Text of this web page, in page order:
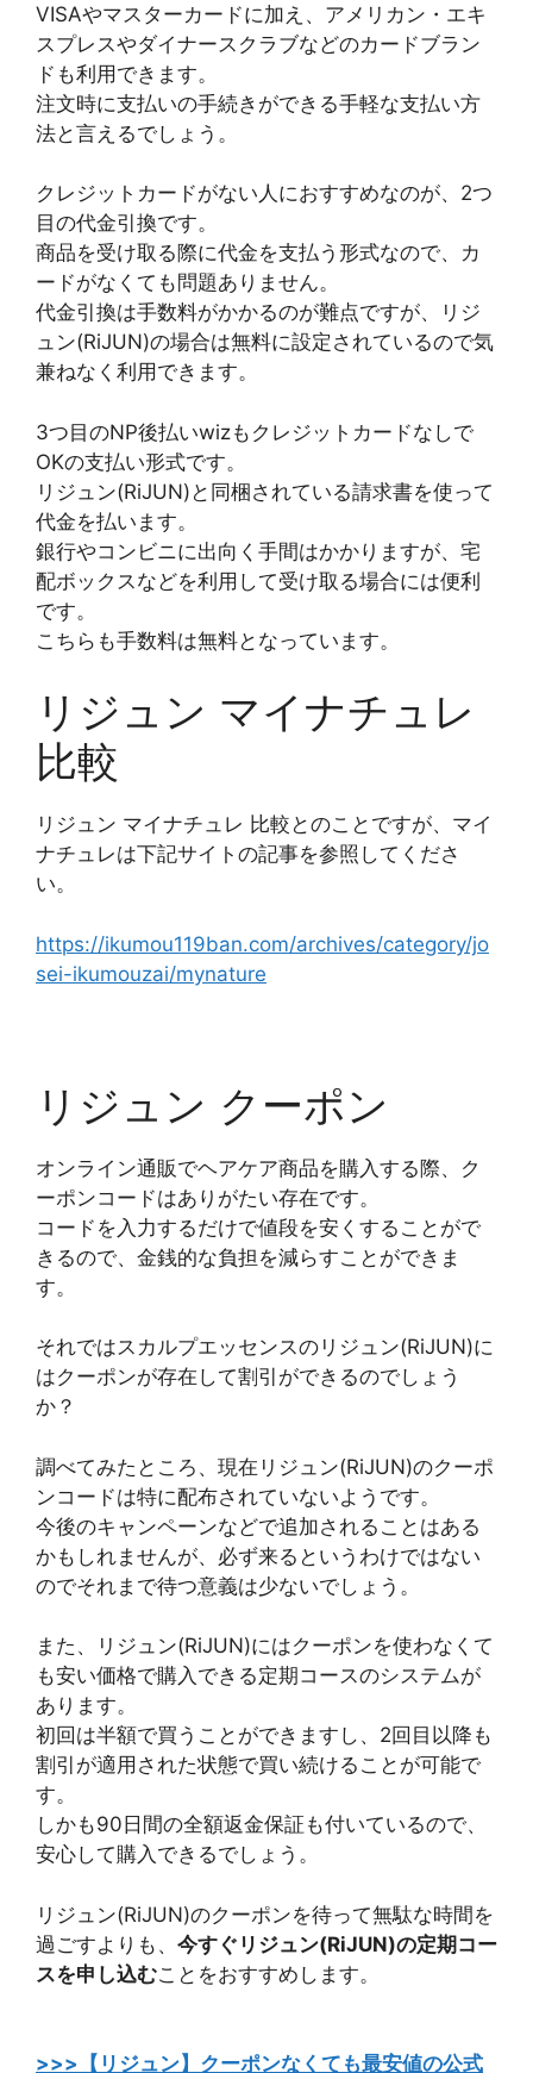
VISAやマスターカードに加え、アメリカン・エキ
スプレスやダイナースクラブなどのカードブラン
ドも利用できます。
注文時に支払いの手続きができる手軽な支払い方
法と言えるでしょう。
クレジットカードがない人におすすめなのが、2つ
目の代金引換です。
商品を受け取る際に代金を支払う形式なので、カ
ードがなくても問題ありません。
代金引換は手数料がかかるのが難点ですが、リジ
ュン(RiJUN)の場合は無料に設定されているので気
兼ねなく利用できます。
3つ目のNP後払いwizもクレジットカードなしで
OKの支払い形式です。
リジュン(RiJUN)と同梱されている請求書を使って
代金を払います。
銀行やコンビニに出向く手間はかかりますが、宅
配ボックスなどを利用して受け取る場合には便利
です。
こちらも手数料は無料となっています。
リジュン マイナチュレ
比較
リジュン マイナチュレ 比較とのことですが、マイ
ナチュレは下記サイトの記事を参照してくださ
い。
https://ikumou119ban.com/archives/category/jo
sei-ikumouzai/mynature
リジュン クーポン
オンライン通販でヘアケア商品を購入する際、ク
ーポンコードはありがたい存在です。
コードを入力するだけで値段を安くすることがで
きるので、金銭的な負担を減らすことができま
す。
それではスカルプエッセンスのリジュン(RiJUN)に
はクーポンが存在して割引ができるのでしょう
か？
調べてみたところ、現在リジュン(RiJUN)のクーポ
ンコードは特に配布されていないようです。
今後のキャンペーンなどで追加されることはある
かもしれませんが、必ず来るというわけではない
のでそれまで待つ意義は少ないでしょう。
また、
リジュン(RiJUN)にはクーポンを使わなくて
も安い価格で購入できる定期コースのシステムが
あります。
初回は半額で買うことができますし、2回目以降も
割引が適用された状態で買い続けることが可能で
す。
しかも90日間の全額返金保証も付いているので、
安心して購入できるでしょう。
リジュン(RiJUN)のクーポンを待って無駄な時間を
過ごすよりも、 今すぐリジュン(RiJUN)の定期コー
スを申し込むことをおすすめします。
>>>【リジュン】クーポンなくても最安値の公式